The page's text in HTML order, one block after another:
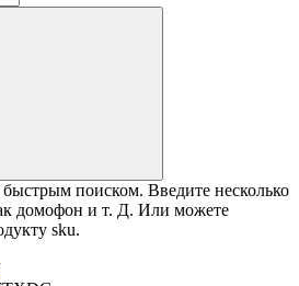
поиском. Введите несколько
домофон и т. Д. Или можете
sku.